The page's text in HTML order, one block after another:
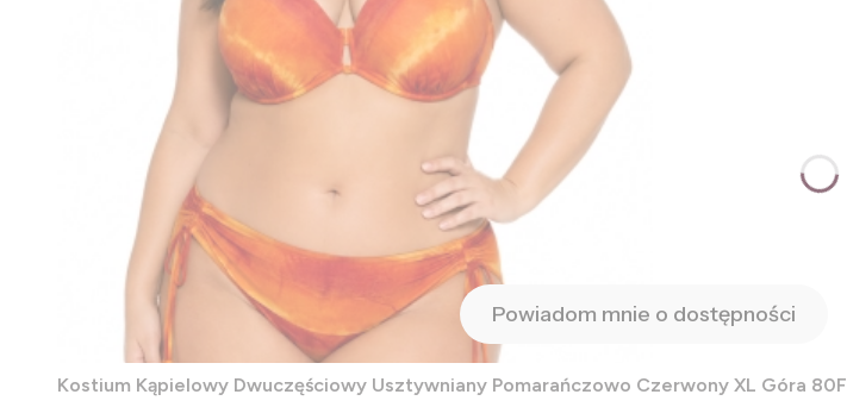
Powiadom mnie o dostępności
Kostium Kąpielowy Dwuczęściowy Usztywniany Pomarańczowo Czerwony XL Góra 80F